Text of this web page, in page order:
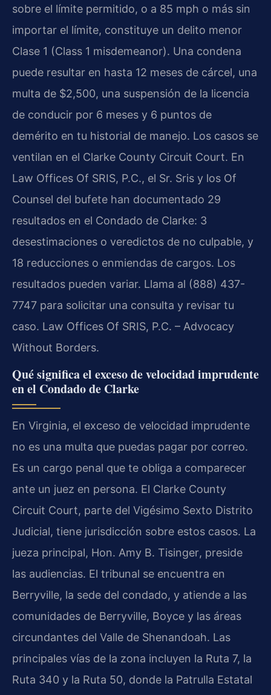
sobre el límite permitido, o a 85 mph o más sin
importar el límite, constituye un delito menor
Clase 1 (Class 1 misdemeanor). Una condena
puede resultar en hasta 12 meses de cárcel, una
multa de $2,500, una suspensión de la licencia
de conducir por 6 meses y 6 puntos de
demérito en tu historial de manejo. Los casos se
ventilan en el Clarke County Circuit Court. En
Law Offices Of SRIS, P.C., el Sr. Sris y los Of
Counsel del bufete han documentado 29
resultados en el Condado de Clarke: 3
desestimaciones o veredictos de no culpable, y
18 reducciones o enmiendas de cargos. Los
resultados pueden variar. Llama al (888) 437-
7747 para solicitar una consulta y revisar tu
caso. Law Offices Of SRIS, P.C. – Advocacy
Without Borders.
Qué significa el exceso de velocidad imprudente
en el Condado de Clarke
En Virginia, el exceso de velocidad imprudente
no es una multa que puedas pagar por correo.
Es un cargo penal que te obliga a comparecer
ante un juez en persona. El Clarke County
Circuit Court, parte del Vigésimo Sexto Distrito
Judicial, tiene jurisdicción sobre estos casos. La
jueza principal, Hon. Amy B. Tisinger, preside
las audiencias. El tribunal se encuentra en
Berryville, la sede del condado, y atiende a las
comunidades de Berryville, Boyce y las áreas
circundantes del Valle de Shenandoah. Las
principales vías de la zona incluyen la Ruta 7, la
Ruta 340 y la Ruta 50, donde la Patrulla Estatal